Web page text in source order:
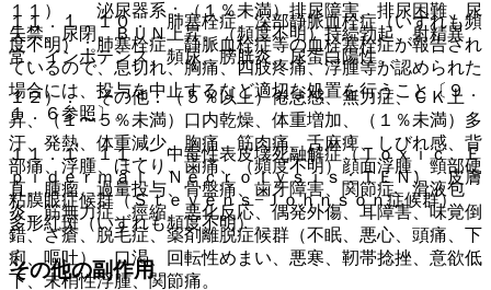
１１）． 泌尿器系：（１％未満）排尿障害、排尿困難、尿
失禁、尿閉、ＢＵＮ上昇、（頻度不明）持続勃起、射精異
常、インポテンス、頻尿、膀胱炎、尿蛋白陽性。
１２）． その他：（５％以上）倦怠感、無力症、ＣＫ上
昇、（１〜５％未満）口内乾燥、体重増加、（１％未満）多
汗、発熱、体重減少、胸痛、筋肉痛、舌麻痺、しびれ感、背
部痛、浮腫、ほてり、歯痛、（頻度不明）顔面浮腫、頸部硬
直、腫瘤、過量投与、骨盤痛、歯牙障害、関節症、滑液包
炎、筋無力症、痙縮、悪化反応、偶発外傷、耳障害、味覚倒
錯、ざ瘡、脱毛症、薬剤離脱症候群（不眠、悪心、頭痛、下
痢、嘔吐）、口渇、回転性めまい、悪寒、靭帯捻挫、意欲低
下、末梢性浮腫、関節痛。
１１．１．１０． 肺塞栓症、深部静脈血栓症（いずれも頻
度不明）：肺塞栓症、静脈血栓症等の血栓塞栓症が報告され
ているので、息切れ、胸痛、四肢疼痛、浮腫等が認められた
場合には、投与を中止するなど適切な処置を行うこと〔９．
１．６参照〕。
１１．１．１１． 中毒性表皮壊死融解症（Ｔｏｘｉｃ Ｅ
ｐｉｄｅｒｍａｌ Ｎｅｃｒｏｌｙｓｉｓ：ＴＥＮ）、皮膚
粘膜眼症候群（Ｓｔｅｖｅｎｓ−Ｊｏｈｎｓｏｎ症候群）、
多形紅斑（いずれも頻度不明）。
その他の副作用